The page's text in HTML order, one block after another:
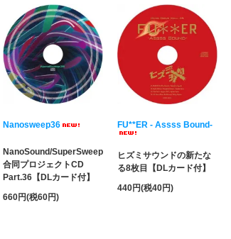
Nanosweep36
NanoSound/SuperSweep
合同プロジェクトCD
Part.36【DLカード付】
660円(税60円)
FU**ER - Assss Bound-
ヒズミサウンドの新たな
る8枚目【DLカード付】
440円(税40円)